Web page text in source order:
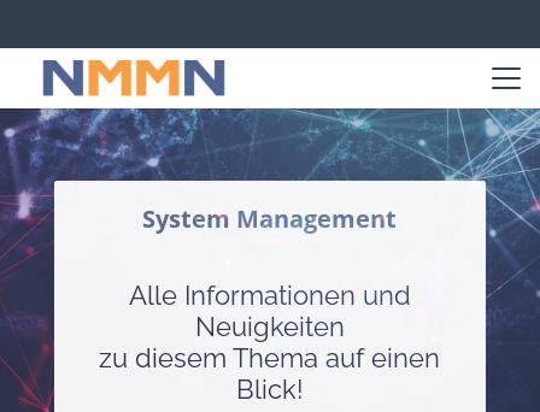
System Management
Alle Informationen und
Neuigkeiten
zu diesem Thema auf einen
Blick!